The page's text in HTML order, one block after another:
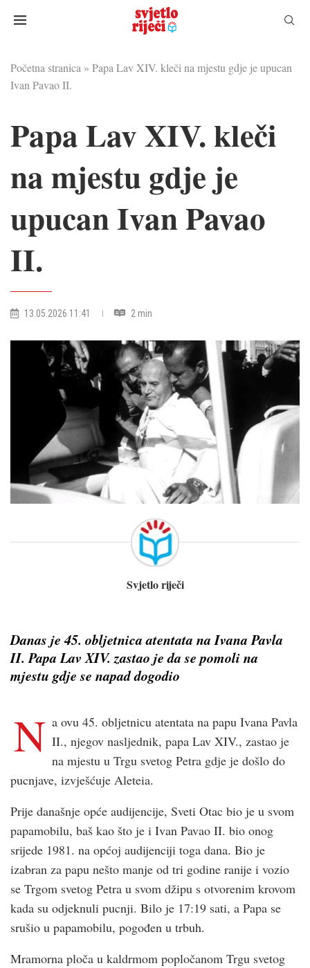
Početna stranica » Papa Lav XIV. kleči na mjestu gdje je upucan
Ivan Pavao II.
Papa Lav XIV. kleči
na mjestu gdje je
upucan Ivan Pavao
II.
13.05.2026 11:41 2 min
Svjetlo riječi
Danas je 45. obljetnica atentata na Ivana Pavla
II. Papa Lav XIV. zastao je da se pomoli na
mjestu gdje se napad dogodio
N a ovu 45. obljetnicu atentata na papu Ivana Pavla
II., njegov nasljednik, papa Lav XIV., zastao je
na mjestu u Trgu svetog Petra gdje je došlo do
pucnjave, izvješćuje Aleteia.
Prije današnje opće audijencije, Sveti Otac bio je u svom
papamobilu, baš kao što je i Ivan Pavao II. bio onog
srijede 1981. na općoj audijenciji toga dana. Bio je
izabran za papu nešto manje od tri godine ranije i vozio
se Trgom svetog Petra u svom džipu s otvorenim krovom
kada su odjeknuli pucnji. Bilo je 17:19 sati, a Papa se
srušio u papamobilu, pogođen u trbuh.
Mramorna ploča u kaldrmom popločanom Trgu svetog